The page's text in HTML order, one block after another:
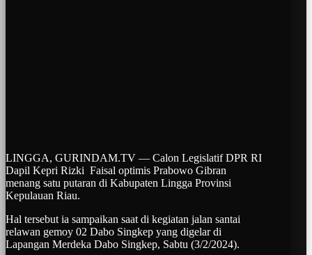
LINGGA, GURINDAM.TV — Calon Legislatif DPR RI
Dapil Kepri Rizki Faisal optimis Prabowo Gibran
menang satu putaran di Kabupaten Lingga Provinsi
Kepulauan Riau.
Hal tersebut ia sampaikan saat di kegiatan jalan santai
relawan gemoy 02 Dabo Singkep yang digelar di
Lapangan Merdeka Dabo Singkep, Sabtu (3/2/2024).